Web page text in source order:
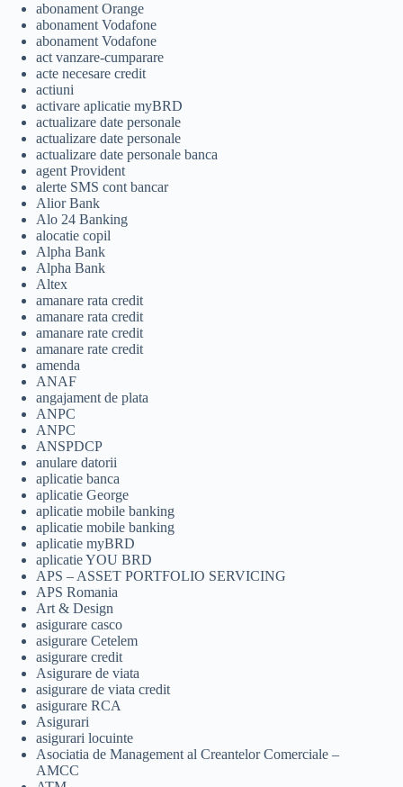
abonament Orange
abonament Vodafone
abonament Vodafone
act vanzare-cumparare
acte necesare credit
actiuni
activare aplicatie myBRD
actualizare date personale
actualizare date personale
actualizare date personale banca
agent Provident
alerte SMS cont bancar
Alior Bank
Alo 24 Banking
alocatie copil
Alpha Bank
Alpha Bank
Altex
amanare rata credit
amanare rata credit
amanare rate credit
amanare rate credit
amenda
ANAF
angajament de plata
ANPC
ANPC
ANSPDCP
anulare datorii
aplicatie banca
aplicatie George
aplicatie mobile banking
aplicatie mobile banking
aplicatie myBRD
aplicatie YOU BRD
APS – ASSET PORTFOLIO SERVICING
APS Romania
Art & Design
asigurare casco
asigurare Cetelem
asigurare credit
Asigurare de viata
asigurare de viata credit
asigurare RCA
Asigurari
asigurari locuinte
Asociatia de Management al Creantelor Comerciale –
AMCC